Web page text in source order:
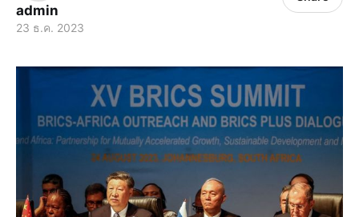
admin
23 ธ.ค. 2023